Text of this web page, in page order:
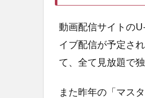
動画配信サイトの
イブ配信が予定さ
て、全て見放題で
また昨年の「マス